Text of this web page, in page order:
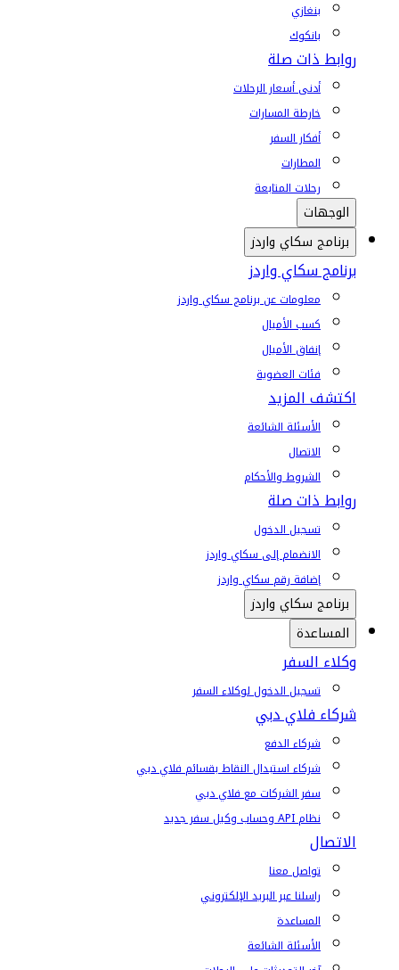
بنغازي
بانكوك
روابط ذات صلة
أدنى أسعار الرحلات
خارطة المسارات
أفكار السفر
المطارات
رحلات المتابعة
الوجهات
برنامج سكاي واردز
برنامج سكاي واردز
معلومات عن برنامج سكاي واردز
كسب الأميال
إنفاق الأميال
فئات العضوية
اكتشف المزيد
الأسئلة الشائعة
الاتصال
الشروط والأحكام
روابط ذات صلة
تسجيل الدخول
الانضمام إلى سكاي واردز
إضافة رقم سكاي واردز
برنامج سكاي واردز
المساعدة
وكلاء السفر
تسجيل الدخول لوكلاء السفر
شركاء فلاي دبي
شركاء الدفع
شركاء استبدال النقاط بقسائم فلاي دبي
سفر الشركات مع فلاي دبي
نظام API وحساب وكيل سفر جديد
الاتصال
تواصل معنا
راسلنا عبر البريد الإلكتروني
المساعدة
الأسئلة الشائعة